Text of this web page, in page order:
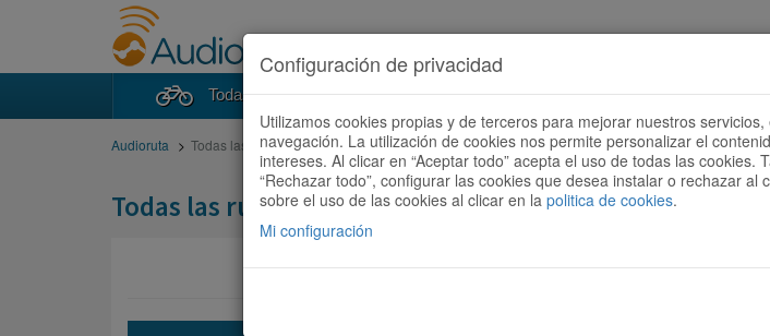
Todas las rutas Buscador de rutas Quieres ser
Audioruta Todas las rutas
Todas las rutas
Configuración de privacidad
Utilizamos cookies propias y de terceros para mejorar nuestros
navegación. La utilización de cookies nos permite personalizar el
intereses. Al clicar en “Aceptar todo” acepta el uso de todas las
“Rechazar todo”, configurar las cookies que desea instalar o rechazar
sobre el uso de las cookies al clicar en la politica de cookies.
Mi configuración